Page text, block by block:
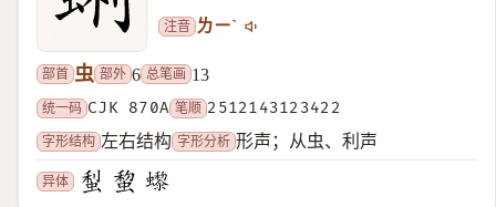
注音 ㄌㄧˋ
部首 虫 部外 6 总笔画 13
统一码 CJK 870A 笔顺 2512143123422
字形结构 左右结构 字形分析 形声；从虫、利声
异体